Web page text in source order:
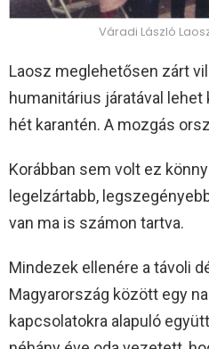
Váradi László
Laosz meglehetősen zárt
humanitárius járatával
hét karantén. A mozgás
Korábban sem volt ez
legelzártabb,
van ma is számon tartva.
Mindezek ellenére a távoli
Magyarország között egy
kapcsolatokra alapuló